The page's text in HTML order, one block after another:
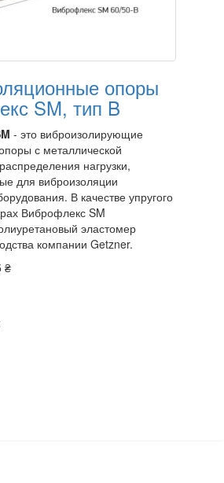
опоры
SM, тип B
- это виброизолирующие
с металлической
нагрузки,
для виброизоляции
В качестве упругого
Виброфлекс SM
эластомер
компании Getzner.
₴